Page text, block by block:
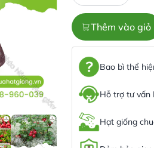
Thêm vào giỏ
Bao bì thể
Hỗ trợ tư vấn
Hạt giống